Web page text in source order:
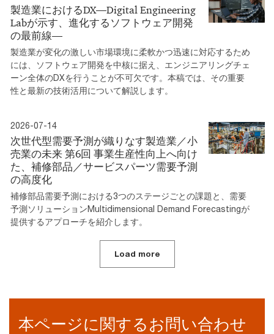
製造業におけるDX―Digital Engineering
Labが示す、進化するソフトウェア開発
の最前線―
製造業が変化の激しい市場環境に柔軟かつ迅速に対応するため
には、ソフトウェア開発を中核に据え、エンジニアリングチェ
ーン全体のDXを行うことが不可欠です。本稿では、その重要
性と最新の技術活用について解説します。
2026-07-14
次世代型需要予測が織りなす製造業／小
売業の未来 第6回 事業生産性向上へ向け
た、補修部品／サービスパーツ需要予測
の高度化
補修部品需要予測における3つのステージごとの課題と、需要
予測ソリューションMultidimensional Demand Forecastingが
提供するアプローチを紹介します。
Load more
本ページに関するお問い合わせ